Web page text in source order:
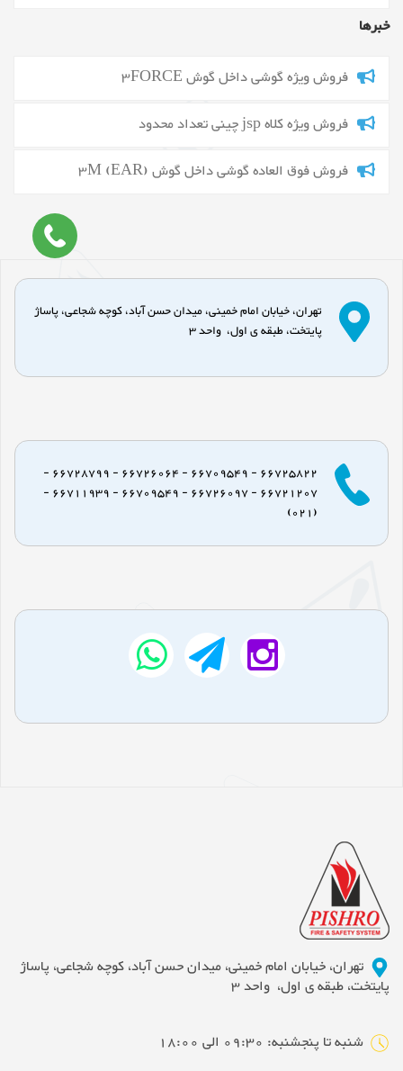
خبرها
فروش ویژه گوشی داخل گوش 3FORCE
فروش ویژه کلاه jsp چینی تعداد محدود
فروش فوق العاده گوشی داخل گوش 3M (EAR)
تهران، خیابان امام خمینی، میدان حسن آباد، کوچه شجاعی، پاساژ
پایتخت، طبقه ی اول، واحد 3
66725822 - 66709549 - 66726064 - 66728799 -
66721207 - 66726097 - 66709549 - 66711939 -
(021)
تهران، خیابان امام خمینی، میدان حسن آباد، کوچه شجاعی، پاساژ
پایتخت، طبقه ی اول، واحد 3
شنبه تا پنجشنبه: 09:30 الی 18:00